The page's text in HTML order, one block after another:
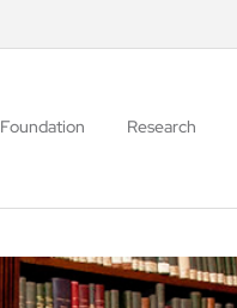
Foundation Research